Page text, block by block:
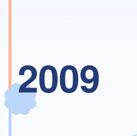
2009